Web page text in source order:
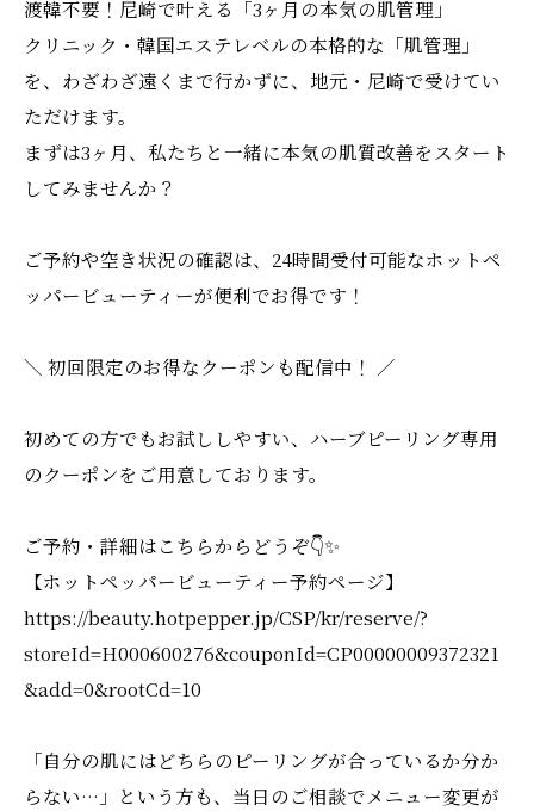
渡韓不要！尼崎で叶える「3ヶ月の本気の肌管理」
クリニック・韓国エステレベルの本格的な「肌管理」
を、わざわざ遠くまで行かずに、地元・尼崎で受けてい
ただけます。
まずは3ヶ月、私たちと一緒に本気の肌質改善をスタート
してみませんか？
ご予約や空き状況の確認は、24時間受付可能なホットペ
ッパービューティーが便利でお得です！
＼ 初回限定のお得なクーポンも配信中！ ／
初めての方でもお試ししやすい、ハーブピーリング専用
のクーポンをご用意しております。
ご予約・詳細はこちらからどうぞ👇✨
【ホットペッパービューティー予約ページ】
https://beauty.hotpepper.jp/CSP/kr/reserve/?
storeId=H000600276&couponId=CP00000009372321
&add=0&rootCd=10
「自分の肌にはどちらのピーリングが合っているか分か
らない…」という方も、当日のご相談でメニュー変更が